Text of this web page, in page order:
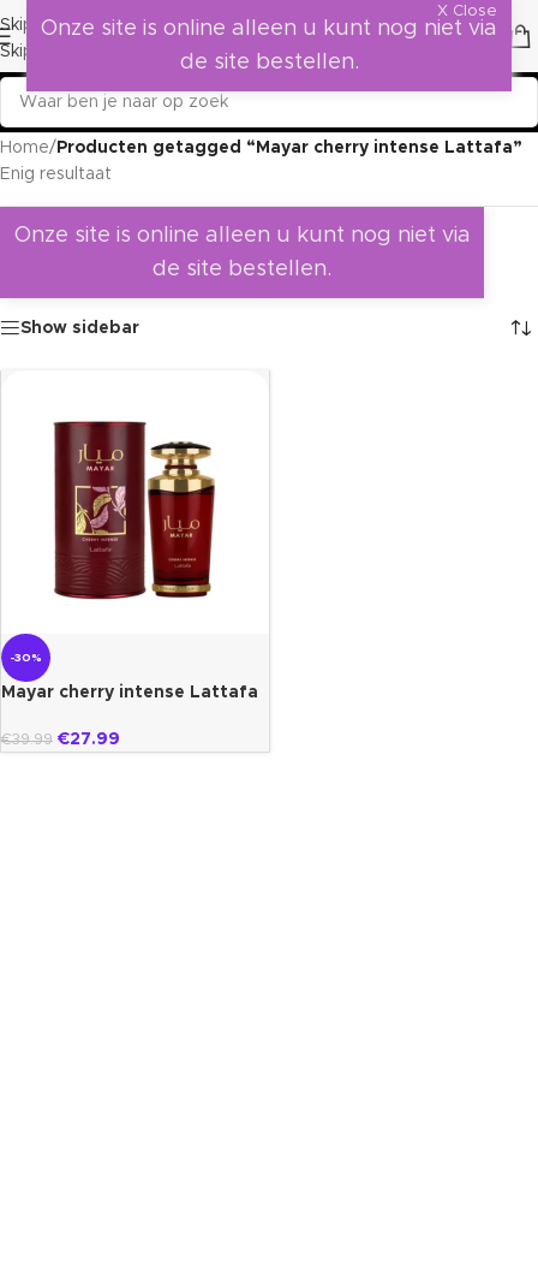
Skip to navigation
Skip to main content
Home/ Producten getagged “Mayar cherry intense Lattafa”
Enig resultaat
Onze site is online alleen u kunt nog niet via
de site bestellen.
Show sidebar
-30%
Mayar cherry intense Lattafa
€39.99 €27.99
X Close
Onze site is online alleen u kunt nog niet via
de site bestellen.